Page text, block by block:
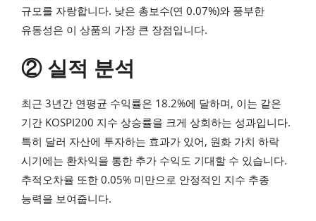
규모를 자랑합니다. 낮은 총보수(연 0.07%)와 풍부한
유동성은 이 상품의 가장 큰 장점입니다.
② 실적 분석
최근 3년간 연평균 수익률은 18.2%에 달하며, 이는 같은
기간 KOSPI200 지수 상승률을 크게 상회하는 성과입니다.
특히 달러 자산에 투자하는 효과가 있어, 원화 가치 하락
시기에는 환차익을 통한 추가 수익도 기대할 수 있습니다.
추적오차율 또한 0.05% 미만으로 안정적인 지수 추종
능력을 보여줍니다.